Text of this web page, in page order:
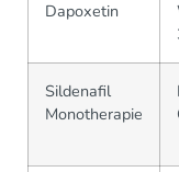
Dapoxetin
Sildenafil
Monotherapie